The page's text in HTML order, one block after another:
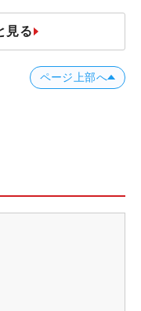
見る
ページ上部へ